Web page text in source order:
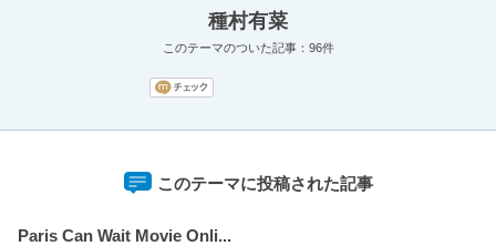
種村有菜
このテーマのついた記事：96件
このテーマに投稿された記事
Paris Can Wait Movie Onli...